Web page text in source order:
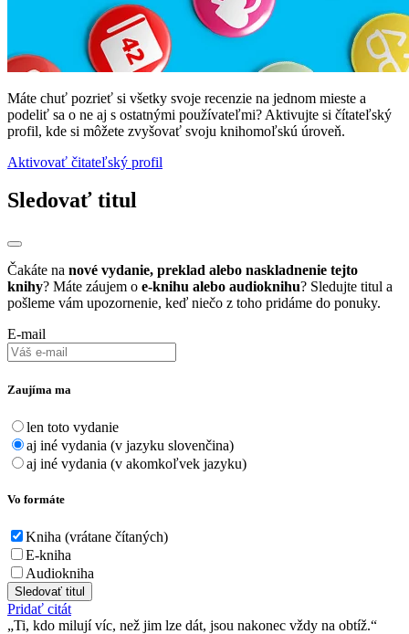
Máte chuť pozrieť si všetky svoje recenzie na jednom mieste a
podeliť sa o ne aj s ostatnými používateľmi? Aktivujte si čítateľský
profil, kde si môžete zvyšovať svoju knihomoľskú úroveň.
Aktivovať čitateľský profil
Sledovať titul
Čakáte na nové vydanie, preklad alebo naskladnenie tejto
knihy? Máte záujem o e-knihu alebo audioknihu? Sledujte titul a
pošleme vám upozornenie, keď niečo z toho pridáme do ponuky.
E-mail
Zaujíma ma
len toto vydanie
aj iné vydania (v jazyku slovenčina)
aj iné vydania (v akomkoľvek jazyku)
Vo formáte
Kniha (vrátane čítaných)
E-kniha
Audiokniha
Sledovať titul
Pridať citát
Ti, kdo milují víc, než jim lze dát, jsou nakonec vždy na obtíž.